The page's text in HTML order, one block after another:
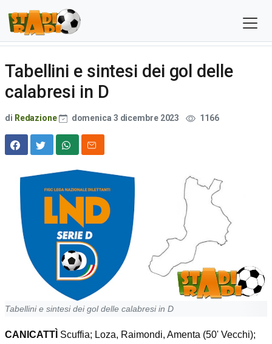
Tabellini e sintesi dei gol delle
calabresi in D
di Redazione domenica 3 dicembre 2023 1166
Tabellini e sintesi dei gol delle calabresi in D
CANICATTÌ Scuffia; Loza, Raimondi, Amenta (50' Vecchi);